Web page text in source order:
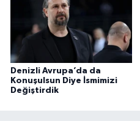
Denizli Avrupa’da da
Konuşulsun Diye İsmimizi
Değiştirdik